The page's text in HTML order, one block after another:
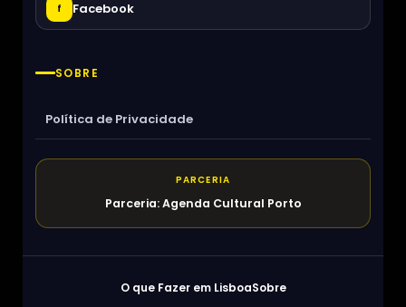
f Facebook
SOBRE
Política de Privacidade
PARCERIA
Parceria: Agenda Cultural Porto
O que Fazer em LisboaSobre